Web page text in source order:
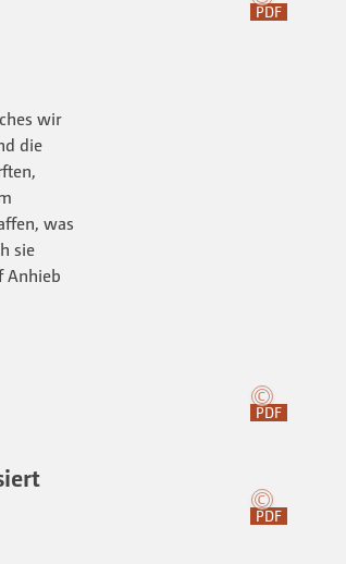
PDF
wir
die
was
sie
Anhieb
PDF
PDF